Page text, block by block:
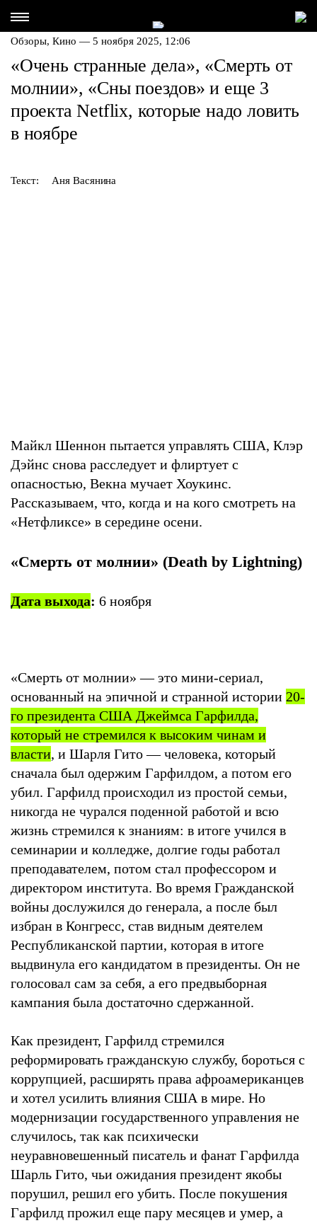
Обзоры, Кино — 5 ноября 2025, 12:06
«Очень странные дела», «Смерть от
молнии», «Сны поездов» и еще 3
проекта Netflix, которые надо ловить
в ноябре
Текст: Аня Васянина
Майкл Шеннон пытается управлять США, Клэр
Дэйнс снова расследует и флиртует с
опасностью, Векна мучает Хоукинс.
Рассказываем, что, когда и на кого смотреть на
«Нетфликсе» в середине осени.
«Смерть от молнии» (Death by Lightning)
Дата выхода: 6 ноября
«Смерть от молнии» — это мини-сериал,
основанный на эпичной и странной истории 20-
го президента США Джеймса Гарфилда,
который не стремился к высоким чинам и
власти, и Шарля Гито — человека, который
сначала был одержим Гарфилдом, а потом его
убил. Гарфилд происходил из простой семьи,
никогда не чурался поденной работой и всю
жизнь стремился к знаниям: в итоге учился в
семинарии и колледже, долгие годы работал
преподавателем, потом стал профессором и
директором института. Во время Гражданской
войны дослужился до генерала, а после был
избран в Конгресс, став видным деятелем
Республиканской партии, которая в итоге
выдвинула его кандидатом в президенты. Он не
голосовал сам за себя, а его предвыборная
кампания была достаточно сдержанной.
Как президент, Гарфилд стремился
реформировать гражданскую службу, бороться с
коррупцией, расширять права афроамериканцев
и хотел усилить влияния США в мире. Но
модернизации государственного управления не
случилось, так как психически
неуравновешенный писатель и фанат Гарфилда
Шарль Гито, чьи ожидания президент якобы
порушил, решил его убить. После покушения
Гарфилд прожил еще пару месяцев и умер, а